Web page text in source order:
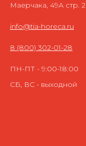
Маерчака, 49А стр. 2
info@tia-horeca.ru
8 (800) 302-01-28
ПН-ПТ - 9:00-18:00
СБ, ВС - выходной